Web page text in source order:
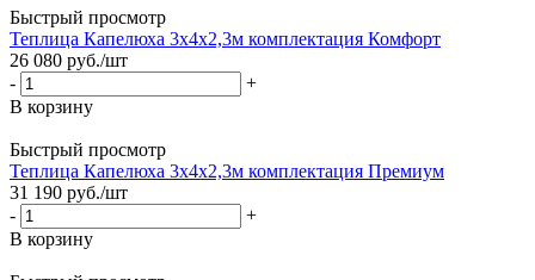
Быстрый просмотр
Теплица Капелюха 3х4х2,3м комплектация Комфорт
26 080 руб./шт
-
+
В корзину
Быстрый просмотр
Теплица Капелюха 3х4х2,3м комплектация Премиум
31 190 руб./шт
-
+
В корзину